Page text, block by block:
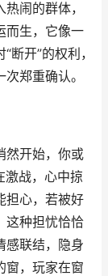
闹的群体，
而生，它像一
断开”的权利，
郑重确认。
然开始，你或
激战，心中掠
担心，若被好
这种担忧恰恰
感联结，隐身
窗，玩家在窗